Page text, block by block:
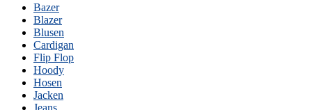
Bazer
Blazer
Blusen
Cardigan
Flip Flop
Hoody
Hosen
Jacken
Jeans